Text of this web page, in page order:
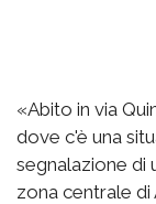
«Abito in via
dove c'è una
segnalazione di
zona centrale di